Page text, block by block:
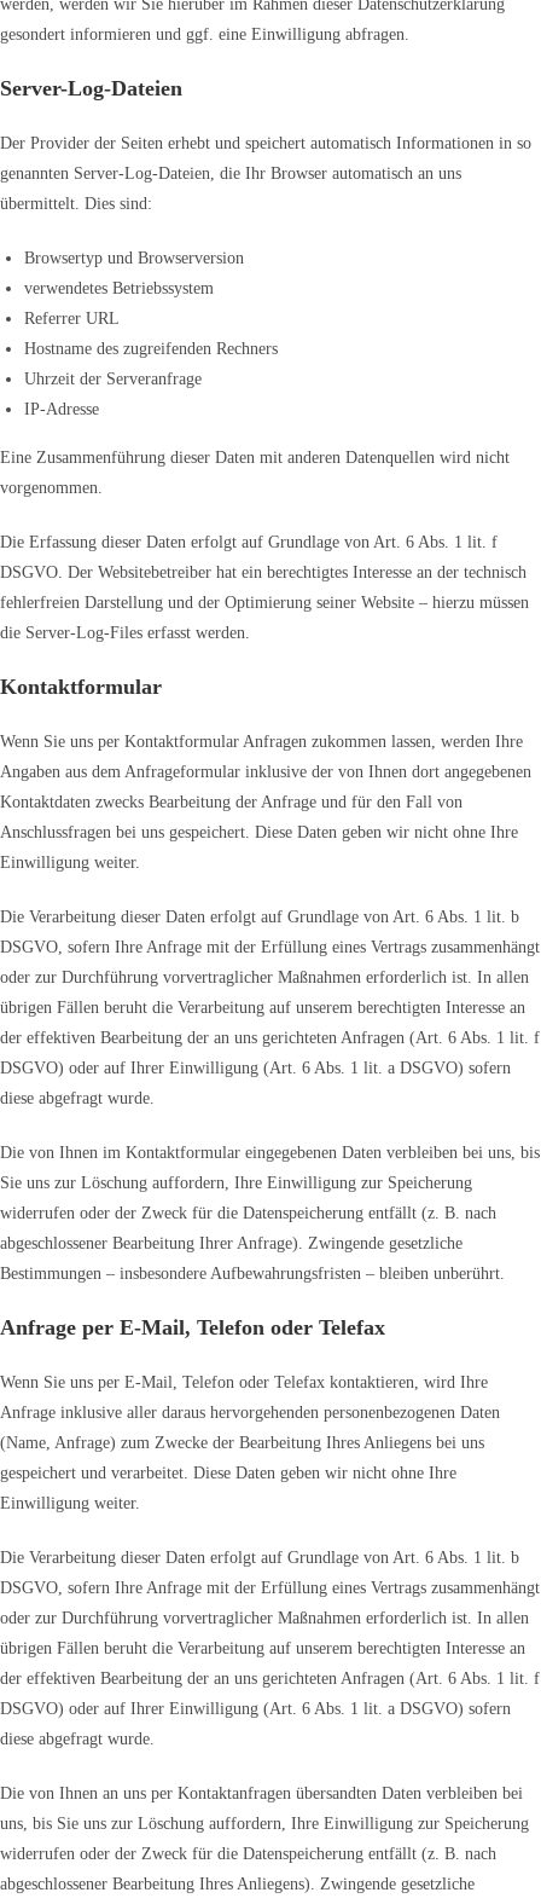
werden, werden wir Sie hierüber im Rahmen dieser Datenschutzerklärung
gesondert informieren und ggf. eine Einwilligung abfragen.
Server-Log-Dateien
Der Provider der Seiten erhebt und speichert automatisch Informationen in so
genannten Server-Log-Dateien, die Ihr Browser automatisch an uns
übermittelt. Dies sind:
Browsertyp und Browserversion
verwendetes Betriebssystem
Referrer URL
Hostname des zugreifenden Rechners
Uhrzeit der Serveranfrage
IP-Adresse
Eine Zusammenführung dieser Daten mit anderen Datenquellen wird nicht
vorgenommen.
Die Erfassung dieser Daten erfolgt auf Grundlage von Art. 6 Abs. 1 lit. f
DSGVO. Der Websitebetreiber hat ein berechtigtes Interesse an der technisch
fehlerfreien Darstellung und der Optimierung seiner Website – hierzu müssen
die Server-Log-Files erfasst werden.
Kontaktformular
Wenn Sie uns per Kontaktformular Anfragen zukommen lassen, werden Ihre
Angaben aus dem Anfrageformular inklusive der von Ihnen dort angegebenen
Kontaktdaten zwecks Bearbeitung der Anfrage und für den Fall von
Anschlussfragen bei uns gespeichert. Diese Daten geben wir nicht ohne Ihre
Einwilligung weiter.
Die Verarbeitung dieser Daten erfolgt auf Grundlage von Art. 6 Abs. 1 lit. b
DSGVO, sofern Ihre Anfrage mit der Erfüllung eines Vertrags zusammenhängt
oder zur Durchführung vorvertraglicher Maßnahmen erforderlich ist. In allen
übrigen Fällen beruht die Verarbeitung auf unserem berechtigten Interesse an
der effektiven Bearbeitung der an uns gerichteten Anfragen (Art. 6 Abs. 1 lit. f
DSGVO) oder auf Ihrer Einwilligung (Art. 6 Abs. 1 lit. a DSGVO) sofern
diese abgefragt wurde.
Die von Ihnen im Kontaktformular eingegebenen Daten verbleiben bei uns, bis
Sie uns zur Löschung auffordern, Ihre Einwilligung zur Speicherung
widerrufen oder der Zweck für die Datenspeicherung entfällt (z. B. nach
abgeschlossener Bearbeitung Ihrer Anfrage). Zwingende gesetzliche
Bestimmungen – insbesondere Aufbewahrungsfristen – bleiben unberührt.
Anfrage per E-Mail, Telefon oder Telefax
Wenn Sie uns per E-Mail, Telefon oder Telefax kontaktieren, wird Ihre
Anfrage inklusive aller daraus hervorgehenden personenbezogenen Daten
(Name, Anfrage) zum Zwecke der Bearbeitung Ihres Anliegens bei uns
gespeichert und verarbeitet. Diese Daten geben wir nicht ohne Ihre
Einwilligung weiter.
Die Verarbeitung dieser Daten erfolgt auf Grundlage von Art. 6 Abs. 1 lit. b
DSGVO, sofern Ihre Anfrage mit der Erfüllung eines Vertrags zusammenhängt
oder zur Durchführung vorvertraglicher Maßnahmen erforderlich ist. In allen
übrigen Fällen beruht die Verarbeitung auf unserem berechtigten Interesse an
der effektiven Bearbeitung der an uns gerichteten Anfragen (Art. 6 Abs. 1 lit. f
DSGVO) oder auf Ihrer Einwilligung (Art. 6 Abs. 1 lit. a DSGVO) sofern
diese abgefragt wurde.
Die von Ihnen an uns per Kontaktanfragen übersandten Daten verbleiben bei
uns, bis Sie uns zur Löschung auffordern, Ihre Einwilligung zur Speicherung
widerrufen oder der Zweck für die Datenspeicherung entfällt (z. B. nach
abgeschlossener Bearbeitung Ihres Anliegens). Zwingende gesetzliche